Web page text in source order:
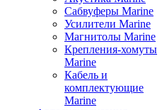
Сабвуферы Marine
Усилители Marine
Магнитолы Marine
Крепления-хомуты
Marine
Кабель и
комплектующие
Marine